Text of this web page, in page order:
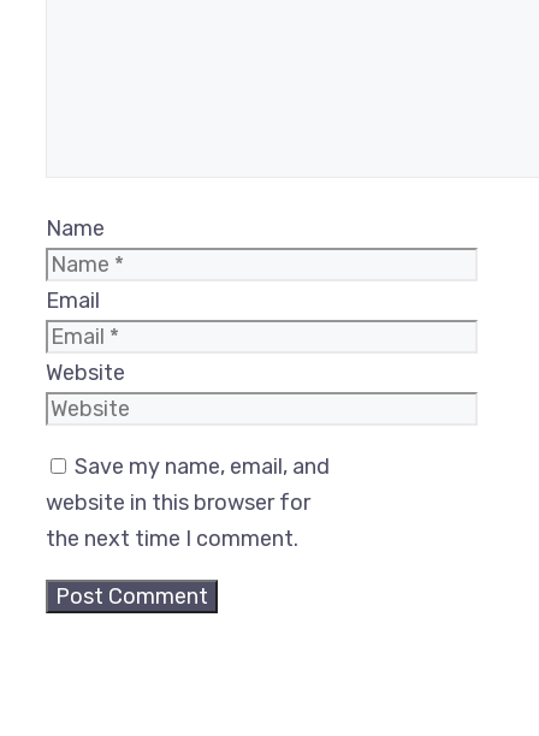
Name
Email
Website
Save my name, email, and
website in this browser for
the next time I comment.